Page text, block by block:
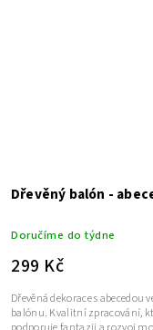
Dřevěný balón -
Doručíme do týdne
299 Kč
Dřevěná dekorace s abecedou
balónu. Kvalitní zpracování,